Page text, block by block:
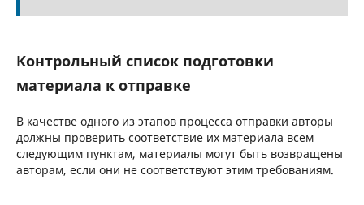
Контрольный список подготовки
материала к отправке
В качестве одного из этапов процесса отправки авторы
должны проверить соответствие их материала всем
следующим пунктам, материалы могут быть возвращены
авторам, если они не соответствуют этим требованиям.